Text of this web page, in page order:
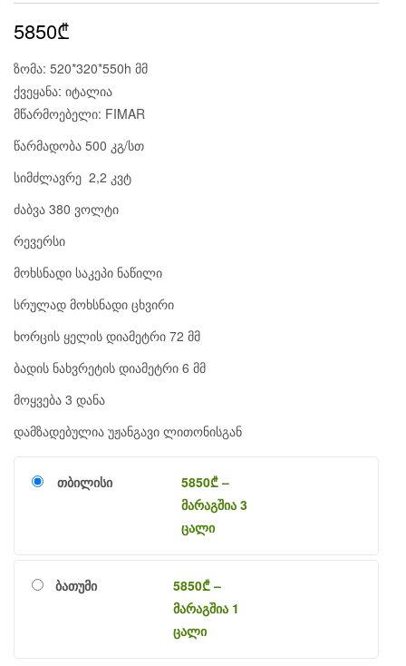
5850₾
ზომა: 520*320*550h მმ
ქვეყანა: იტალია
მწარმოებელი: FIMAR
წარმადობა 500 კგ/სთ
სიმძლავრე 2,2 კვტ
ძაბვა 380 ვოლტი
რევერსი
მოხსნადი საკეპი ნაწილი
სრულად მოხსნადი ცხვირი
ხორცის ყელის დიამეტრი 72 მმ
ბადის ნახვრეტის დიამეტრი 6 მმ
მოყვება 3 დანა
დამზადებულია უჟანგავი ლითონისგან
თბილისი 5850₾–
მარაგშია 3
ცალი
ბათუმი 5850₾–
მარაგშია 1
ცალი